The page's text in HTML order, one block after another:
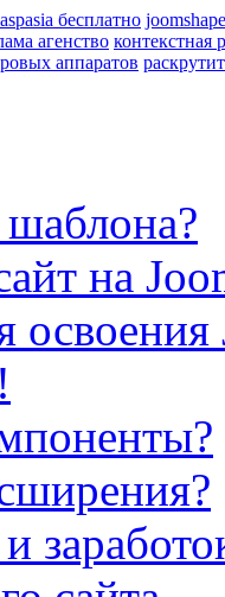
бесплатно
агенство контекстная
аппаратов
на